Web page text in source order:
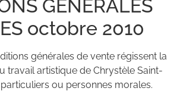
GENERALES
octobre 2010
générales de vente régissent la
travail artistique de Chrystèle Saint-
ou personnes morales.